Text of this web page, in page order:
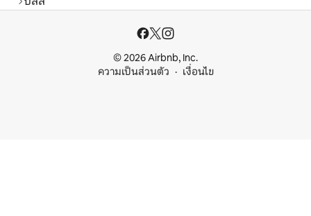
© 2026 Airbnb, Inc.
ความเป็นส่วนตัว
เงื่อนไข